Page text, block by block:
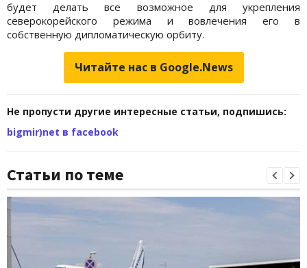
будет делать все возможное для укрепления
северокорейского режима и вовлечения его в
собственную дипломатическую орбиту.
Читайте нас в Google.News
Не пропусти другие интересные статьи, подпишись:
bigmir)net в facebook
Статьи по теме